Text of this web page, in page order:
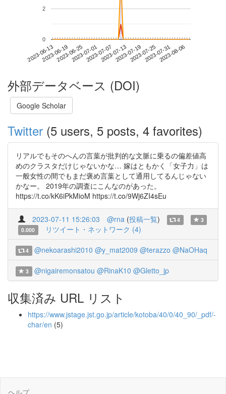
2023-06-132023-06-192023-06-252023-07-012023-07-072023-07-132023-07-192023-07-252023-07-312023-08-06
0
2
外部データベース (DOI)
Google Scholar
Twitter (5 users, 5 posts, 4 favorites)
リアルでもそのへんの言葉が批判的な文脈に乗るの偏差値高
めのクラスタだけじゃないかな… 嫁はともかく「女子力」は
一般女性の間でもまだ褒め言葉として通用してるんじゃない
かなー。 2019年の調査にこんなのがあった。
https://t.co/kK6iPkMioM https://t.co/9Wj6ZI4sEu
2023-07-11 15:26:03 @rna (投稿一覧) 4
3
0.000
リツイート・ネットワーク (4)
4 @nekoarashi2010 @y_mat2009 @terazzo @NaOHaq
3 @nigairemonsatou @RinaK10 @Gletto_jp
収集済み URL リスト
https://www.jstage.jst.go.jp/article/kotoba/40/0/40_90/_pdf/-
char/en (5)
ヘルプ